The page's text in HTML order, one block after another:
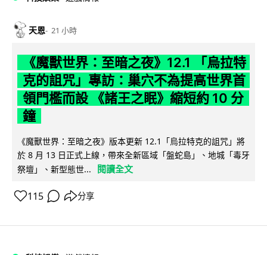
天恩 21 小時
《魔獸世界：至暗之夜》12.1 「烏拉特
克的詛咒」專訪：巢穴不為提高世界首
領門檻而設 《諸王之眠》縮短約 10 分
鐘
《魔獸世界：至暗之夜》版本更新 12.1「烏拉特克的詛咒」將
於 8 月 13 日正式上線，帶來全新區域「盤蛇島」、地城「毒牙
祭壇」、新型態世...
閱讀全文
115 分享